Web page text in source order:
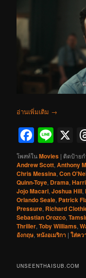
อ่านเพิ่มเติม →
Line
X
โพสท์ในMovies | ติดป้าย
Andrew Scott,Anthony
Chris Messina,Con
Quinn-Toye, Drama,
Jojo Macari,Joshua Hill,
Orlando Seale, Patrick
Pressure, Richard
Sebastian Orozco,
Thriller,Toby Williams,
อังกฤษ,หนังอเมริกา |ใส่คว
UNSEENTHAISUB.COM